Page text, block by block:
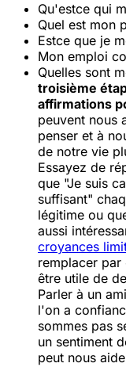
Qu'estce qui
Quel est mon
Estce que je
Mon emploi
Quelles sont
troisième
affirmations
peuvent nous
penser et à
de notre vie
Essayez de
que "Je suis
suffisant"
légitime ou
aussi
croyances
remplacer par
être utile de
Parler à un
l'on a
sommes pas
un sentiment
peut nous